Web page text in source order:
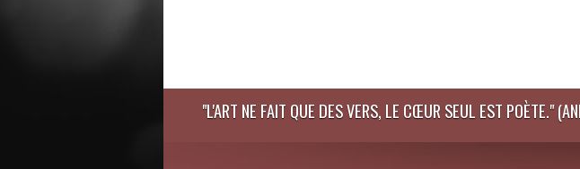
"L'ART NE FAIT QUE DES VERS, LE CŒUR SEUL EST POÈTE."